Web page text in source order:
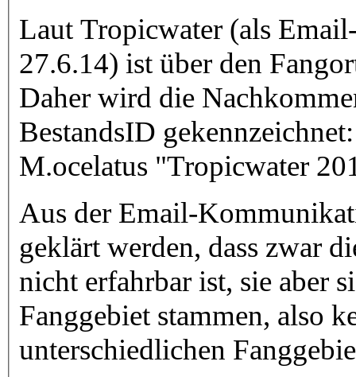
Laut Tropicwater (als
27.6.14) ist über den
Daher wird die
BestandsID gekennzeichnet:
M.ocelatus "Tropicwater
Aus der Email-
geklärt werden, dass zwar
nicht erfahrbar ist, sie aber
Fanggebiet stammen, also
unterschiedlichen